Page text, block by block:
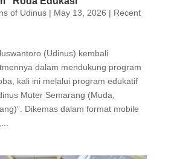
of Udinus| May 13, 2026 | Recent
(Udinus) kembali
dalam mendukung program
kali ini melalui program edukatif
Muter Semarang (Muda,
Dikemas dalam format mobile